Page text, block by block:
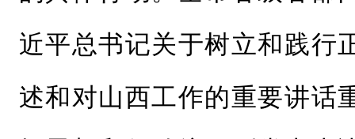
近平总书记关于树立和践行
述和对山西工作的重要讲话